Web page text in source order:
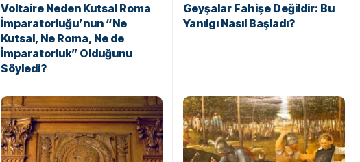
Voltaire Neden Kutsal Roma
İmparatorluğu’nun “Ne
Kutsal, Ne Roma, Ne de
İmparatorluk” Olduğunu
Söyledi?
Geyşalar Fahişe Değildir: Bu
Yanılgı Nasıl Başladı?